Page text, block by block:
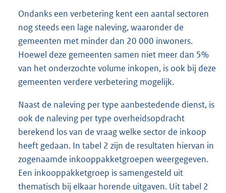
Ondanks een verbetering kent een aantal sectoren
nog steeds een lage naleving, waaronder de
gemeenten met minder dan 20 000 inwoners.
Hoewel deze gemeenten samen niet meer dan 5%
van het onderzochte volume inkopen, is ook bij deze
gemeenten verdere verbetering mogelijk.
Naast de naleving per type aanbestedende dienst, is
ook de naleving per type overheidsopdracht
berekend los van de vraag welke sector de inkoop
heeft gedaan. In tabel 2 zijn de resultaten hiervan in
zogenaamde inkooppakketgroepen weergegeven.
Een inkooppakketgroep is samengesteld uit
thematisch bij elkaar horende uitgaven. Uit tabel 2